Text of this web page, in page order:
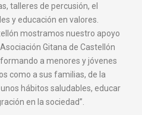
talleres de percusión, el
y educación en valores.
mostramos nuestro apoyo
Gitana de Castellón
a menores y jóvenes
como a sus familias, de la
hábitos saludables, educar
en la sociedad”.